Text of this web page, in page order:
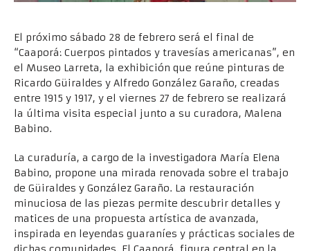
El próximo sábado 28 de febrero será el final de
“Caaporá: Cuerpos pintados y travesías americanas”, en
el Museo Larreta, la exhibición que reúne pinturas de
Ricardo Güiraldes y Alfredo González Garaño, creadas
entre 1915 y 1917, y el viernes 27 de febrero se realizará
la última visita especial junto a su curadora, Malena
Babino.
La curaduría, a cargo de la investigadora María Elena
Babino, propone una mirada renovada sobre el trabajo
de Güiraldes y González Garaño. La restauración
minuciosa de las piezas permite descubrir detalles y
matices de una propuesta artística de avanzada,
inspirada en leyendas guaraníes y prácticas sociales de